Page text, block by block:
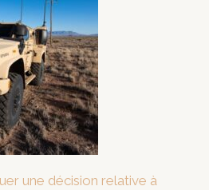
une décision relative à